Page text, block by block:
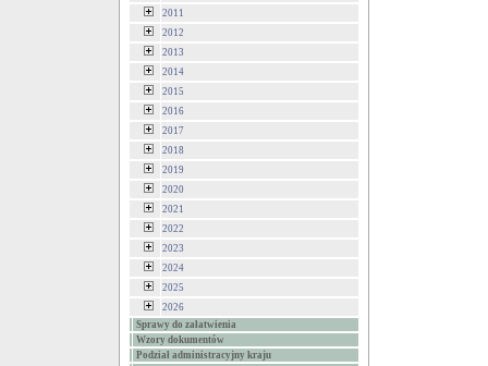
2011
2012
2013
2014
2015
2016
2017
2018
2019
2020
2021
2022
2023
2024
2025
2026
Sprawy do załatwienia
Wzory dokumentów
Podział administracyjny kraju